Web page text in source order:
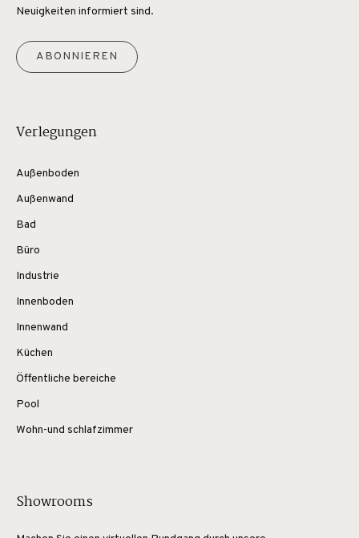
Neuigkeiten informiert sind.
ABONNIEREN
Verlegungen
Außenboden
Außenwand
Bad
Büro
Industrie
Innenboden
Innenwand
Küchen
Öffentliche bereiche
Pool
Wohn-und schlafzimmer
Showrooms